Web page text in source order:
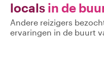
locals in de
Andere reizigers
ervaringen in de buurt